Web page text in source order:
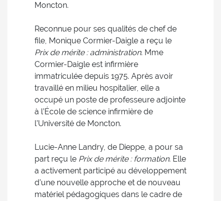
Moncton.
Reconnue pour ses qualités de chef de
file, Monique Cormier-Daigle a reçu le
Prix de mérite : administration. Mme
Cormier-Daigle est infirmière
immatriculée depuis 1975. Après avoir
travaillé en milieu hospitalier, elle a
occupé un poste de professeure adjointe
à l’École de science infirmière de
l’Université de Moncton.
Lucie-Anne Landry, de Dieppe, a pour sa
part reçu le Prix de mérite : formation. Elle
a activement participé au développement
d’une nouvelle approche et de nouveau
matériel pédagogiques dans le cadre de